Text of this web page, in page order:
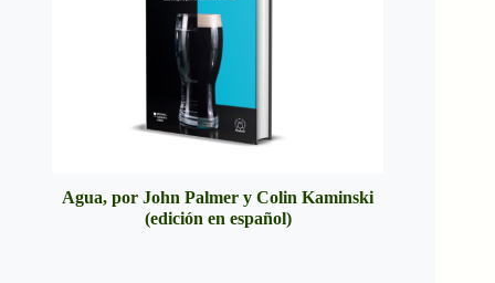
Agua, por John Palmer y Colin Kaminski
(edición en español)